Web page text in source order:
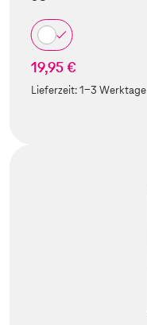
19,95 €
Lieferzeit:1-3 Werktage